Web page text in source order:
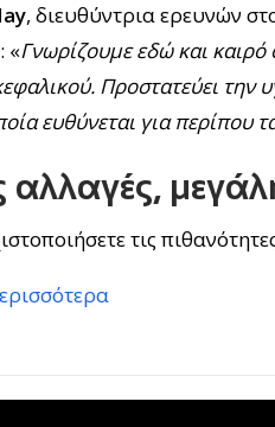
, διευθύντρια ερευνών
«Γνωρίζουμε εδώ και καιρό
Προστατεύει
ευθύνεται για περίπου
αλλαγές,
τις